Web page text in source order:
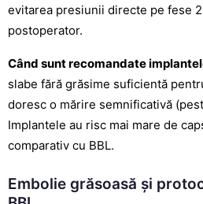
evitarea presiunii directe pe fese
postoperator.
Când sunt recomandate
slabe fără grăsime suficientă
doresc o mărire semnificativă
Implantele au risc mai mare de
comparativ cu BBL.
Embolie grăsoasă și